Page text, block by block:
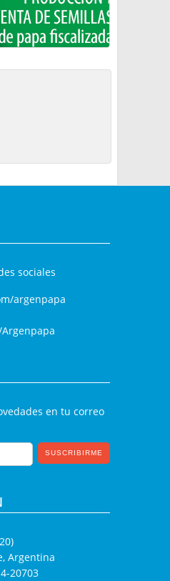
sociales
argenpapa
en tu correo
Argentina
20703